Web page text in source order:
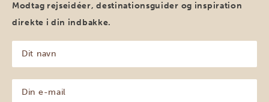
Modtag rejseidéer, destinationsguider og inspiration
direkte i din indbakke.
navn
(Påkrævet)